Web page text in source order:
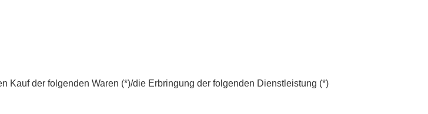
Kauf der folgenden Waren (*)/die Erbringung der folgenden Dienstleistung (*)